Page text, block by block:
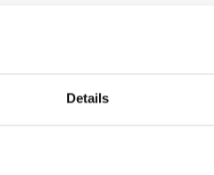
Details